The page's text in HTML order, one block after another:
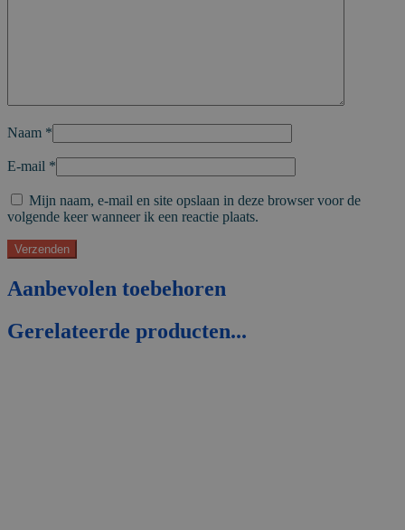
Naam *
E-mail *
Mijn naam, e-mail en site opslaan in deze browser voor de
volgende keer wanneer ik een reactie plaats.
Aanbevolen toebehoren
Gerelateerde producten...